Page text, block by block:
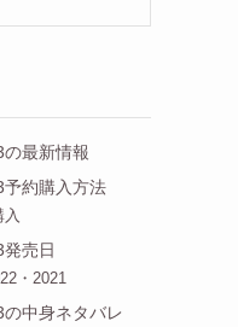
最新情報
約購入方法
入
売日
・2021
中身ネタバレ